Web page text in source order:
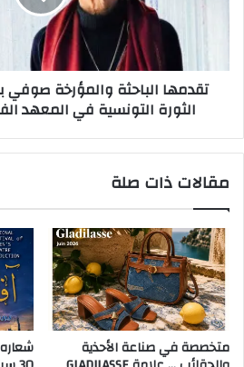
تقدمها الباحثة والمؤرخة
الثورة التونسية في المعهد
مقالات ذات صلة
متخصصة في صناعة الأحذية